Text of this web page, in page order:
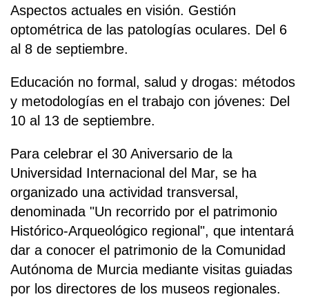
Aspectos actuales en visión. Gestión
optométrica de las patologías oculares. Del 6
al 8 de septiembre.
Educación no formal, salud y drogas: métodos
y metodologías en el trabajo con jóvenes: Del
10 al 13 de septiembre.
Para celebrar el 30 Aniversario de la
Universidad Internacional del Mar, se ha
organizado una actividad transversal,
denominada "Un recorrido por el patrimonio
Histórico-Arqueológico regional", que intentará
dar a conocer el patrimonio de la Comunidad
Autónoma de Murcia mediante visitas guiadas
por los directores de los museos regionales.